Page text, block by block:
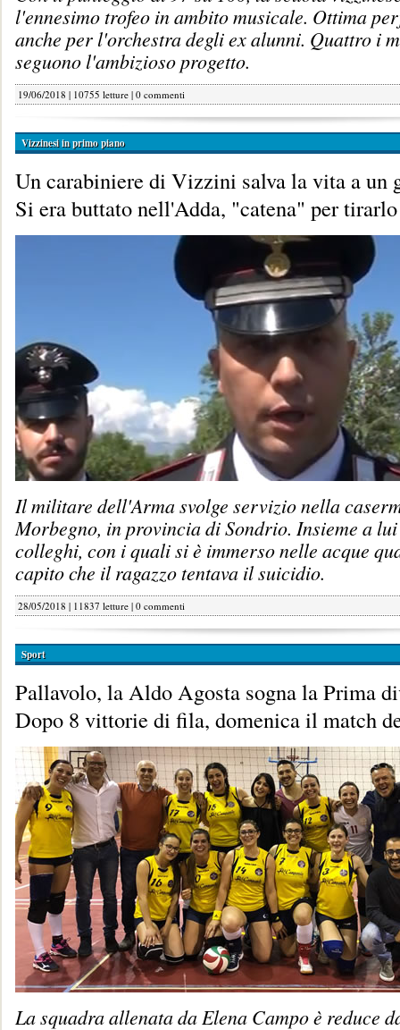
l'ennesimo trofeo in ambito musicale. Ottima
anche per l'orchestra degli ex alunni. Quattro i
seguono l'ambizioso progetto.
19/06/2018 | 10755 letture | 0 commenti
Vizzinesi in primo piano
Un carabiniere di Vizzini salva la vita a un
Si era buttato nell'Adda, "catena" per
Il militare dell'Arma svolge servizio nella
Morbegno, in provincia di Sondrio. Insieme a
colleghi, con i quali si è immerso nelle acque
capito che il ragazzo tentava il suicidio.
28/05/2018 | 11837 letture | 0 commenti
Sport
Pallavolo, la Aldo Agosta sogna la Prima
Dopo 8 vittorie di fila, domenica il match
La squadra allenata da Elena Campo è reduce